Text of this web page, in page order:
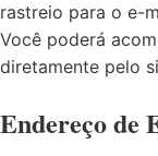
rastreio para o e-
Você poderá
diretamente pelo
Endereço de